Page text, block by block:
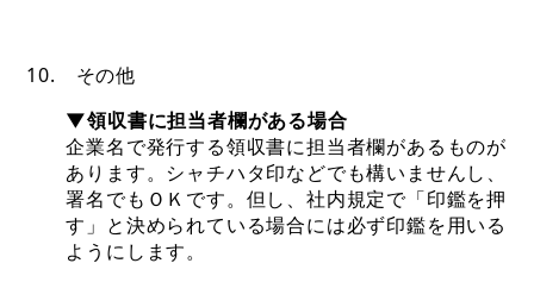
10. その他
▼領収書に担当者欄がある場合
企業名で発行する領収書に担当者欄があるものが
あります。シャチハタ印などでも構いませんし、
署名でもＯＫです。但し、社内規定で「印鑑を押
す」と決められている場合には必ず印鑑を用いる
ようにします。